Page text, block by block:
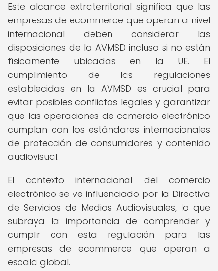
Este alcance extraterritorial significa que las
empresas de ecommerce que operan a nivel
internacional deben considerar las
disposiciones de la AVMSD incluso si no están
físicamente ubicadas en la UE. El
cumplimiento de las regulaciones
establecidas en la AVMSD es crucial para
evitar posibles conflictos legales y garantizar
que las operaciones de comercio electrónico
cumplan con los estándares internacionales
de protección de consumidores y contenido
audiovisual.
El contexto internacional del comercio
electrónico se ve influenciado por la Directiva
de Servicios de Medios Audiovisuales, lo que
subraya la importancia de comprender y
cumplir con esta regulación para las
empresas de ecommerce que operan a
escala global.